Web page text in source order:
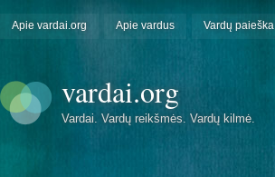
Apie vardai.org Apie vardus Vardų paieška
vardai.org
Vardai. Vardų reikšmės. Vardų kilmė.